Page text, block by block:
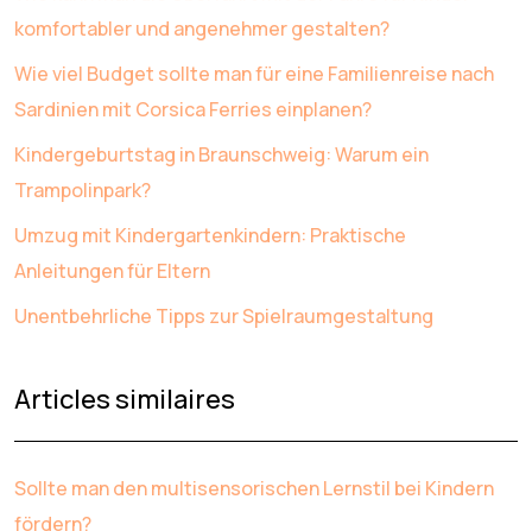
komfortabler und angenehmer gestalten?
Wie viel Budget sollte man für eine Familienreise nach
Sardinien mit Corsica Ferries einplanen?
Kindergeburtstag in Braunschweig: Warum ein
Trampolinpark?
Umzug mit Kindergartenkindern: Praktische
Anleitungen für Eltern
Unentbehrliche Tipps zur Spielraumgestaltung
Articles similaires
Sollte man den multisensorischen Lernstil bei Kindern
fördern?